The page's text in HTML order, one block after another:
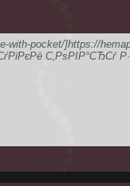
with-pocket/]https://
С‚РѕРІР°СЂСѓ